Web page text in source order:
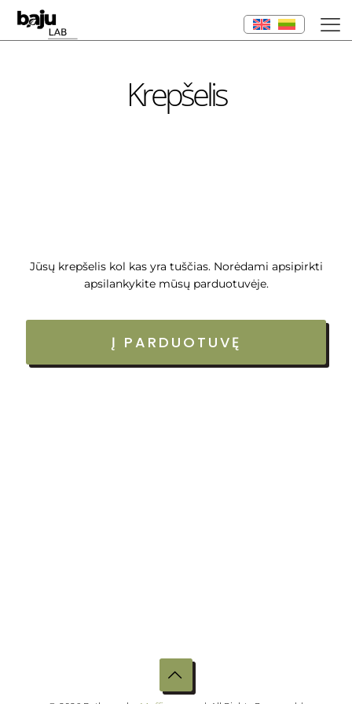
Krepšelis
Jūsų krepšelis kol kas yra tuščias. Norėdami apsipirkti
apsilankykite mūsų parduotuvėje.
Į PARDUOTUVĘ